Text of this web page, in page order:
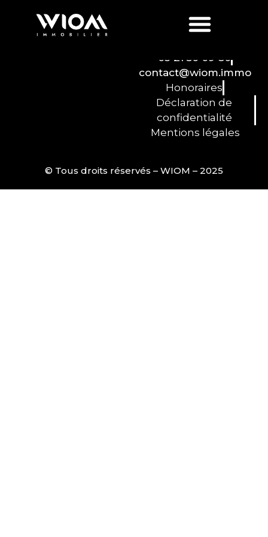
Construction : Béton
03 21 50 09 80
contact@wiom.immo
Honoraires
Déclaration de
confidentialité
Mentions légales
© Tous droits réservés – WIOM – 2025